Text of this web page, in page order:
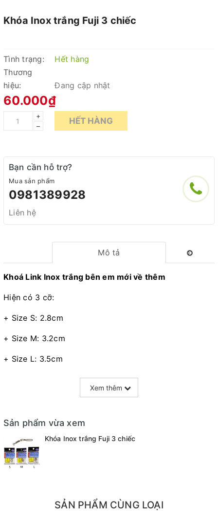
Khóa Inox trắng Fuji 3 chiếc
Tình trạng:
Hết hàng
Thương
hiệu:
Đang cập nhật
60.000₫
+
–
HẾT HÀNG
Bạn cần hỗ trợ?
Mua sản phẩm
0981389928
Liên hệ
Mô tả
Khoá Link Inox trắng bên em mới về thêm
Hiện có 3 cỡ:
+ Size S: 2.8cm
+ Size M: 3.2cm
+ Size L: 3.5cm
Xem thêm
Sản phẩm vừa xem
Khóa Inox trắng Fuji 3 chiếc
SẢN PHẨM CÙNG LOẠI